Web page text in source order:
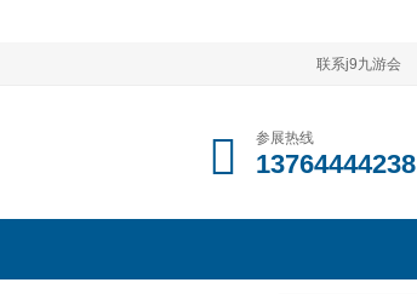
联系j9九游会
参展热线
13764444238